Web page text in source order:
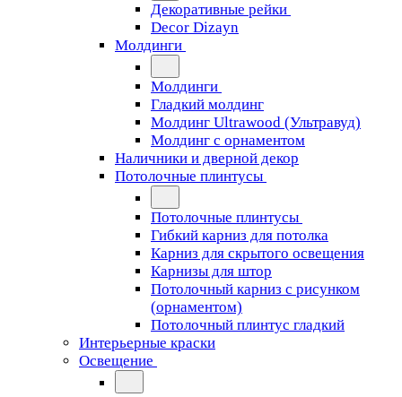
Декоративные рейки
Decor Dizayn
Молдинги
Молдинги
Гладкий молдинг
Молдинг Ultrawood (Ультравуд)
Молдинг с орнаментом
Наличники и дверной декор
Потолочные плинтусы
Потолочные плинтусы
Гибкий карниз для потолка
Карниз для скрытого освещения
Карнизы для штор
Потолочный карниз с рисунком
(орнаментом)
Потолочный плинтус гладкий
Интерьерные краски
Освещение